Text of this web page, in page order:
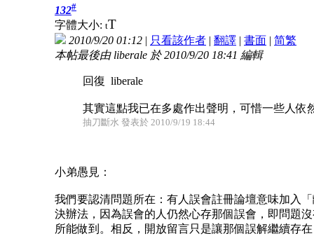
132#
字體大小: tT
2010/9/20 01:12 | 只看該作者 | 翻譯 | 書面 | 简繁
本帖最後由 liberale 於 2010/9/20 18:41 編輯
回復 liberale
其實這點我已在多處作出聲明，可惜一些人
抽刀斷水 發表於 2010/9/19 18:44
小弟愚見：
我們要認清問題所在：有人誤會註冊論壇意味加入
決辦法，因為誤會的人仍然心存那個誤會，即問題
所能做到。相反，開放留言只是讓那個誤解繼續存